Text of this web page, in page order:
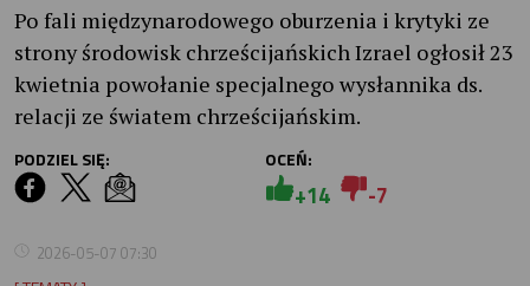
Po fali międzynarodowego oburzenia i krytyki ze
strony środowisk chrześcijańskich Izrael ogłosił 23
kwietnia powołanie specjalnego wysłannika ds.
relacji ze światem chrześcijańskim.
PODZIEL SIĘ: OCEŃ:
+14 -7
2026-05-07 07:30